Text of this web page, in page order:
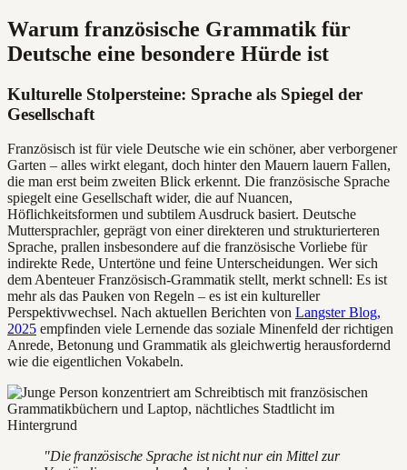
Warum französische Grammatik für
Deutsche eine besondere Hürde ist
Kulturelle Stolpersteine: Sprache als Spiegel der
Gesellschaft
Französisch ist für viele Deutsche wie ein schöner, aber verborgener
Garten – alles wirkt elegant, doch hinter den Mauern lauern Fallen,
die man erst beim zweiten Blick erkennt. Die französische Sprache
spiegelt eine Gesellschaft wider, die auf Nuancen,
Höflichkeitsformen und subtilem Ausdruck basiert. Deutsche
Muttersprachler, geprägt von einer direkteren und strukturierteren
Sprache, prallen insbesondere auf die französische Vorliebe für
indirekte Rede, Untertöne und feine Unterscheidungen. Wer sich
dem Abenteuer Französisch-Grammatik stellt, merkt schnell: Es ist
mehr als das Pauken von Regeln – es ist ein kultureller
Perspektivwechsel. Nach aktuellen Berichten von Langster Blog,
2025 empfinden viele Lernende das soziale Minenfeld der richtigen
Anrede, Betonung und Grammatik als gleichwertig herausfordernd
wie die eigentlichen Vokabeln.
"Die französische Sprache ist nicht nur ein Mittel zur